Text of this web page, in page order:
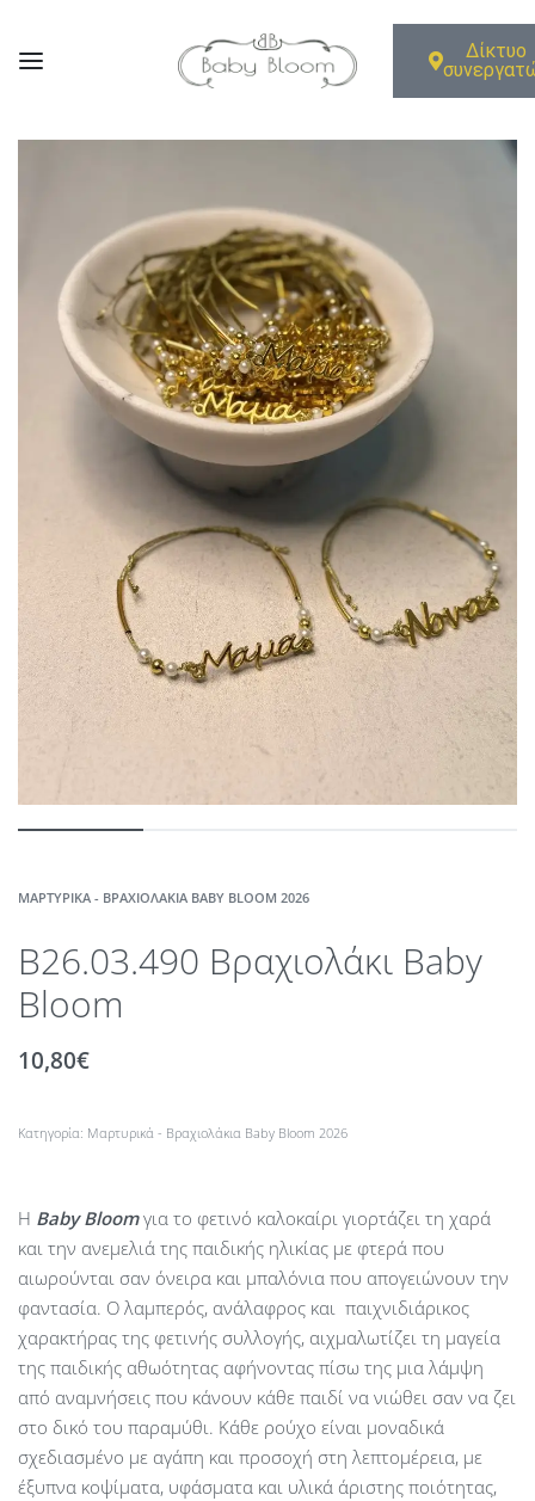
Δίκτυο
ΜΑΡΤΥΡΙΚΆ - ΒΡΑΧΙΟΛΆΚΙΑ BABY BLOOM 2026
B26.03.490 Βραχιολάκι Baby
Bloom
10,80€
Κατηγορία: Μαρτυρικά - Βραχιολάκια Baby Bloom 2026
Η Baby Bloom για το φετινό καλοκαίρι γιορτάζει τη χαρά
και την ανεμελιά της παιδικής ηλικίας με φτερά που
αιωρούνται σαν όνειρα και μπαλόνια που απογειώνουν την
φαντασία. Ο λαμπερός, ανάλαφρος και παιχνιδιάρικος
χαρακτήρας της φετινής συλλογής, αιχμαλωτίζει τη μαγεία
της παιδικής αθωότητας αφήνοντας πίσω της μια λάμψη
από αναμνήσεις που κάνουν κάθε παιδί να νιώθει σαν να ζει
στο δικό του παραμύθι. Κάθε ρούχο είναι μοναδικά
σχεδιασμένο με αγάπη και προσοχή στη λεπτομέρεια, με
έξυπνα κοψίματα, υφάσματα και υλικά άριστης ποιότητας,